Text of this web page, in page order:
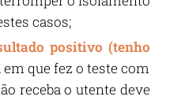
casos;
positivo (tenho
que fez o teste com
receba o utente deve